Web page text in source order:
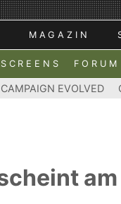
MAGAZIN
SCREENS FORUM
EVOLVED
am